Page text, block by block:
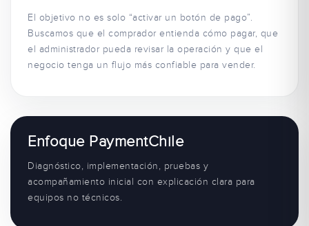
El objetivo no es solo “activar un botón de pago”.
Buscamos que el comprador entienda cómo pagar, que
el administrador pueda revisar la operación y que el
negocio tenga un flujo más confiable para vender.
Enfoque PaymentChile
Diagnóstico, implementación, pruebas y
acompañamiento inicial con explicación clara para
equipos no técnicos.